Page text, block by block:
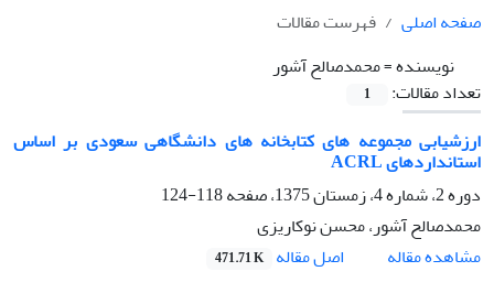
صفحه اصلی
فهرست مقالات
نویسنده =محمدصالح آشور
تعداد مقالات:
1
ارزشیابی مجموعه های کتابخانه های دانشگاهی سعودی بر اساس
استانداردهای ACRL
دوره 2، شماره 4، زمستان 1375، صفحه
118-124
محمدصالح آشور، محسن نوکاریزی
مشاهده مقاله
اصل مقاله 471.71 K